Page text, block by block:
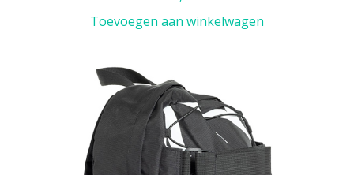
Toevoegen aan winkelwagen